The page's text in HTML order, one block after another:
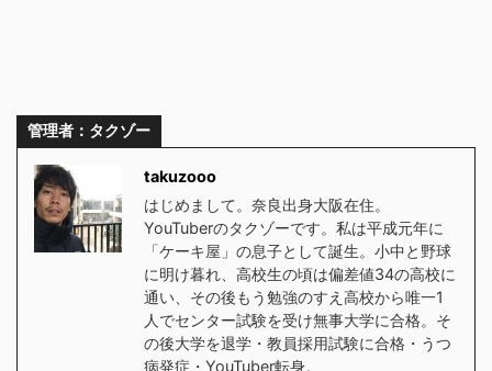
管理者：タクゾー
takuzooo
はじめまして。奈良出身大阪在住。
YouTuberのタクゾーです。私は平成元年に
「ケーキ屋」の息子として誕生。小中と野球
に明け暮れ、高校生の頃は偏差値34の高校に
通い、その後もう勉強のすえ高校から唯一1
人でセンター試験を受け無事大学に合格。そ
の後大学を退学・教員採用試験に合格・うつ
病発症・YouTuber転身。